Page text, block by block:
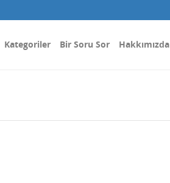
Kategoriler Bir Soru Sor Hakkımızda